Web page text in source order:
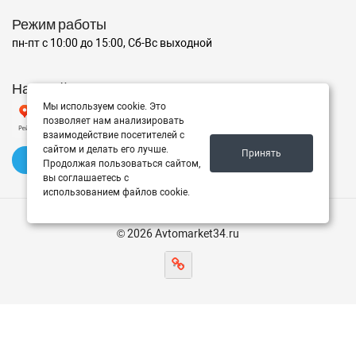
Режим работы
пн-пт с 10:00 до 15:00, Сб-Вс выходной
Наш рейтинг на Яндексе
✍️ Оставить отзыв
© 2026 Avtomarket34.ru
Мы используем cookie. Это
позволяет нам анализировать
взаимодействие посетителей с
сайтом и делать его лучше.
Продолжая пользоваться сайтом,
вы соглашаетесь с
использованием файлов cookie.
Принять